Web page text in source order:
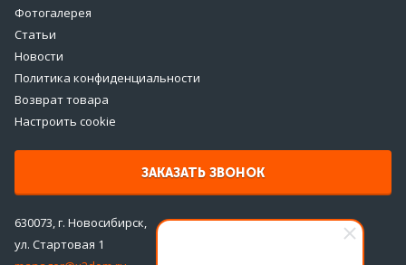
Фотогалерея
Статьи
Новости
Политика конфиденциальности
Возврат товара
Настроить cookie
ЗАКАЗАТЬ ЗВОНОК
630073, г. Новосибирск,
ул. Стартовая 1